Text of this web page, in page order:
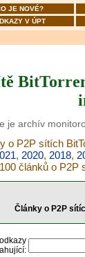
JE NOVÉ?
V ÚPT
je archív
o P2P sítích
, 2020, 2018,
100 článků o P2P
Články o P2P